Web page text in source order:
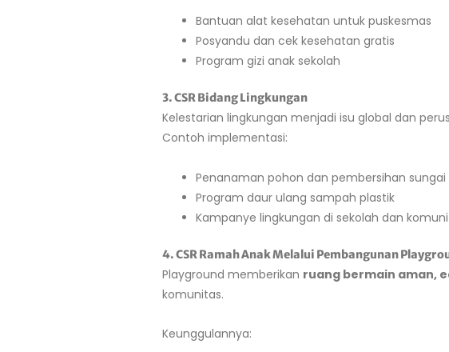
Bantuan alat kesehatan untuk puskesmas
Posyandu dan cek kesehatan gratis
Program gizi anak sekolah
3. CSR Bidang Lingkungan
Kelestarian lingkungan menjadi isu global dan
Contoh implementasi:
Penanaman pohon dan pembersihan sungai
Program daur ulang sampah plastik
Kampanye lingkungan di sekolah dan
4. CSR Ramah Anak Melalui Pembangunan
Playground memberikan ruang bermain aman,
komunitas.
Keunggulannya: